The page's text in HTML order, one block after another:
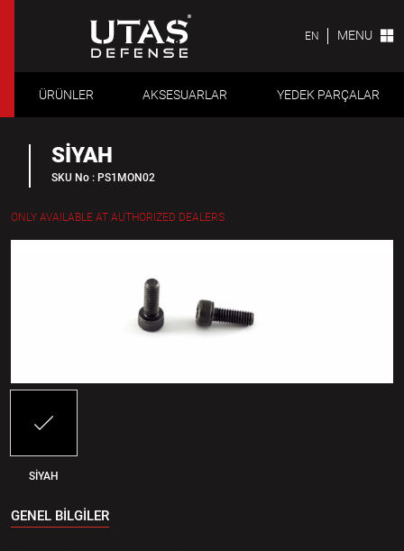
EN MENU
ÜRÜNLER AKSESUARLAR YEDEK PARÇALAR
SİYAH
SKU No : PS1MON02
ONLY AVAILABLE AT AUTHORIZED DEALERS
SİYAH
GENEL BİLGİLER